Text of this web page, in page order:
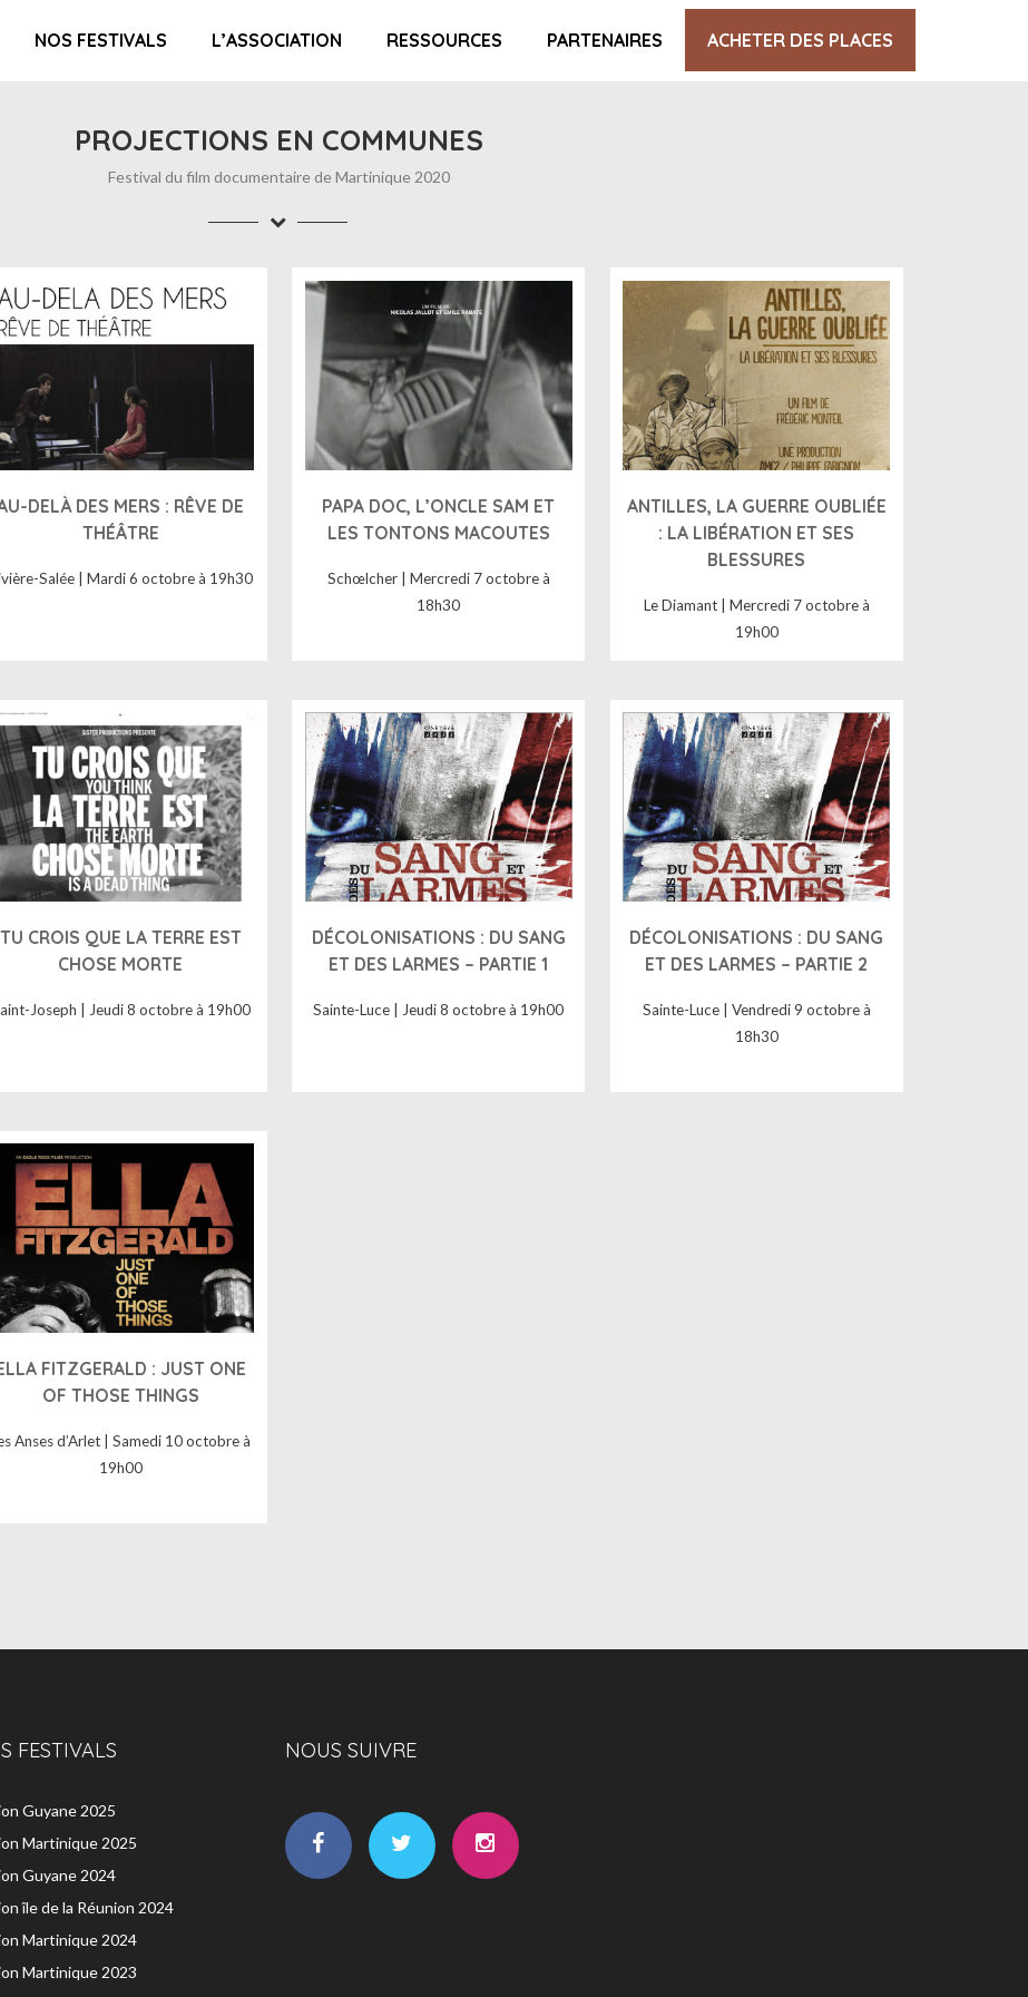
NOS FESTIVALS L’ASSOCIATION RESSOURCES PARTENAIRES ACHETER DES PLACES
PROJECTIONS EN COMMUNES
Festival du film documentaire de Martinique 2020
DELÀ DES MERS : RÊVE DE
THÉÂTRE
Salée | Mardi 6 octobre à 19h30
PAPA DOC, L’ONCLE SAM ET
LES TONTONS MACOUTES
Schœlcher | Mercredi 7 octobre à
18h30
ANTILLES, LA GUERRE OUBLIÉE
: LA LIBÉRATION ET SES
BLESSURES
Le Diamant | Mercredi 7 octobre à
19h00
TU CROIS QUE LA TERRE EST
CHOSE MORTE
Joseph | Jeudi 8 octobre à 19h00
DÉCOLONISATIONS : DU SANG
ET DES LARMES – PARTIE 1
Sainte-Luce | Jeudi 8 octobre à 19h00
DÉCOLONISATIONS : DU SANG
ET DES LARMES – PARTIE 2
Sainte-Luce | Vendredi 9 octobre à
18h30
FITZGERALD : JUST ONE
OF THOSE THINGS
Anses d’Arlet | Samedi 10 octobre à
19h00
FESTIVALS
Guyane 2025
Martinique 2025
Guyane 2024
île de la Réunion 2024
Martinique 2024
Martinique 2023
NOUS SUIVRE